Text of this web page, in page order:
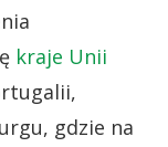
kraje Unii
gdzie na